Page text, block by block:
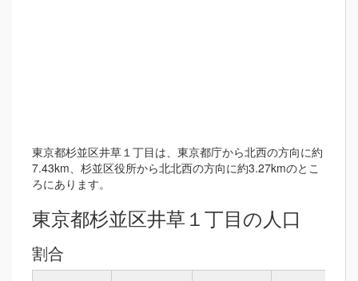
東京都杉並区井草１丁目は、東京都庁から北西の方向に約
7.43km、杉並区役所から北北西の方向に約3.27kmのとこ
ろにあります。
東京都杉並区井草１丁目の人口
割合